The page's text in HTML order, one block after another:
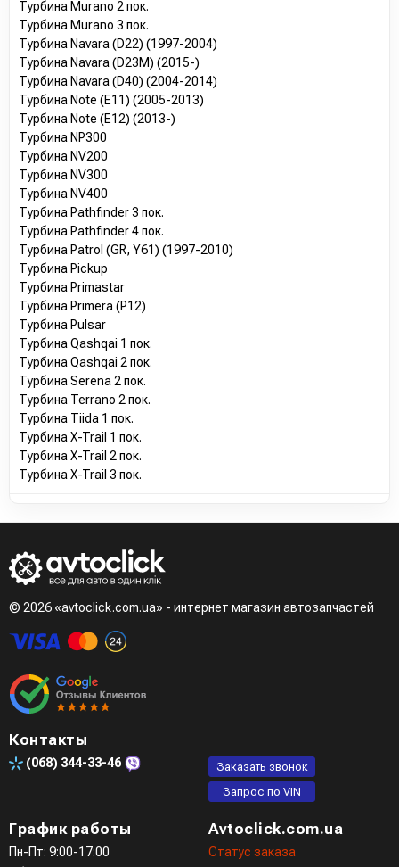
Турбина Murano 2 пок.
Турбина Murano 3 пок.
Турбина Navara (D22) (1997-2004)
Турбина Navara (D23M) (2015-)
Турбина Navara (D40) (2004-2014)
Турбина Note (E11) (2005-2013)
Турбина Note (E12) (2013-)
Турбина NP300
Турбина NV200
Турбина NV300
Турбина NV400
Турбина Pathfinder 3 пок.
Турбина Pathfinder 4 пок.
Турбина Patrol (GR, Y61) (1997-2010)
Турбина Pickup
Турбина Primastar
Турбина Primera (P12)
Турбина Pulsar
Турбина Qashqai 1 пок.
Турбина Qashqai 2 пок.
Турбина Serena 2 пок.
Турбина Terrano 2 пок.
Турбина Tiida 1 пок.
Турбина X-Trail 1 пок.
Турбина X-Trail 2 пок.
Турбина X-Trail 3 пок.
© 2026 «avtoclick.com.ua» - интернет магазин автозапчастей
Контакты
(068) 344-33-46
Заказать звонок
Запрос по VIN
График работы
Пн-Пт: 9:00-17:00
Avtoclick.com.ua
Статус заказа